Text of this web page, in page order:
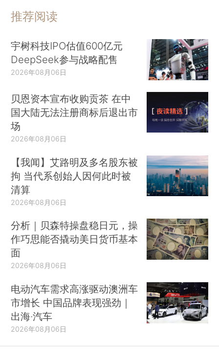
推荐阅读
宇树科技IPO估值600亿元
DeepSeek参与战略配售
2026年08月06日
贝恩资本宣布收购贡茶 在中
国大陆无法注册商标后退出市
场
2026年08月06日
【我闻】艾路明及多名股东被
拘 当代系创始人因何此时被
清算
2026年08月06日
分析｜贝森特操盘稳日元，操
作巧思能否撬动美日货币基本
面
2026年08月06日
电动汽车需求高涨驱动澳洲车
市增长 中国品牌表现强劲｜
出海·汽车
2026年08月06日